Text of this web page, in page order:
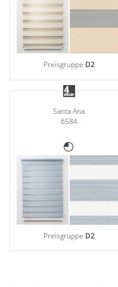
Preisgruppe D2
Santa Ana
6584
Preisgruppe D2